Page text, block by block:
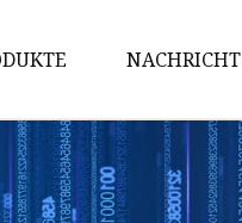
der Maschine
NACHRICHT